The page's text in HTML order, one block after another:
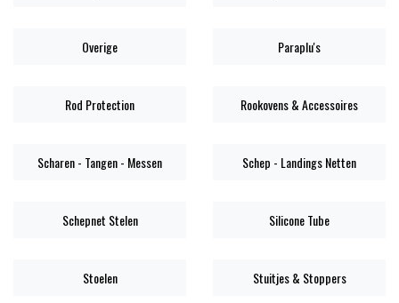
Overige Paraplu's
Rod Protection Rookovens & Accessoires
Scharen - Tangen - Messen Schep - Landings Netten
Schepnet Stelen Silicone Tube
Stoelen Stuitjes & Stoppers